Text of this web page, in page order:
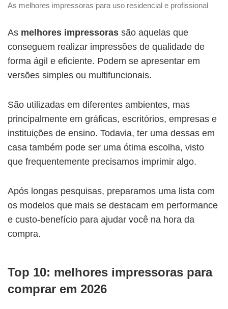
As melhores impressoras para uso residencial e profissional
As melhores impressoras são aquelas que
conseguem realizar impressões de qualidade de
forma ágil e eficiente. Podem se apresentar em
versões simples ou multifuncionais.
São utilizadas em diferentes ambientes, mas
principalmente em gráficas, escritórios, empresas e
instituições de ensino. Todavia, ter uma dessas em
casa também pode ser uma ótima escolha, visto
que frequentemente precisamos imprimir algo.
Após longas pesquisas, preparamos uma lista com
os modelos que mais se destacam em performance
e custo-benefício para ajudar você na hora da
compra.
Top 10: melhores impressoras para
comprar em 2026